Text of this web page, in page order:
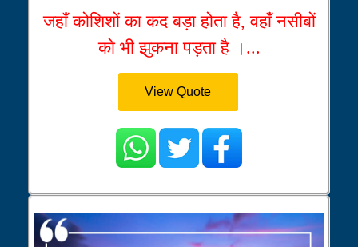
जहाँ कोशिशों का कद बड़ा होता है, वहाँ नसीबों
को भी झुकना पड़ता है ।...
View Quote